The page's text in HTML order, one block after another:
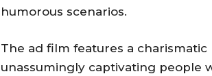
humorous scenarios.
The ad film features a
unassumingly captivating people